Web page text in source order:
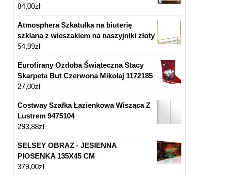
84,00zł
Atmosphera Szkatułka na biuterię
szklana z wieszakiem na naszyjniki złoty
54,99zł
Eurofirany Ozdoba Świąteczna Stacy
Skarpeta But Czerwona Mikołaj 1172185
27,00zł
Costway Szafka Łazienkowa Wisząca Z
Lustrem 9475104
293,88zł
SELSEY OBRAZ - JESIENNA
PIOSENKA 135X45 CM
379,00zł